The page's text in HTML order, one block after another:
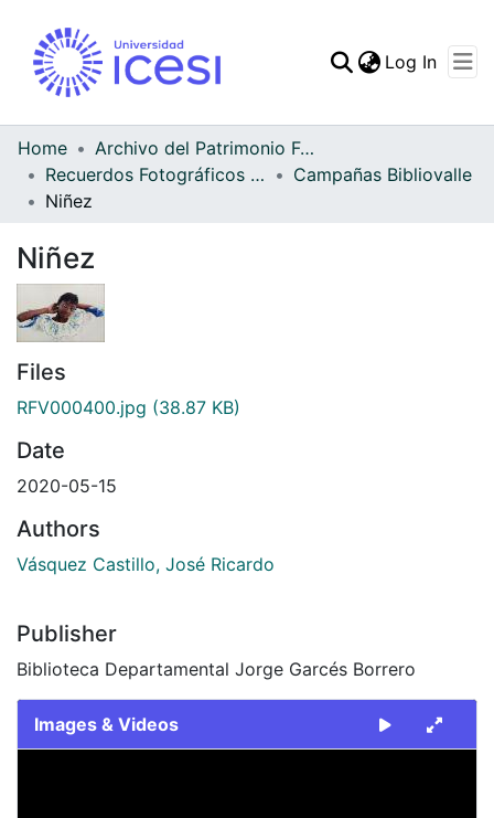
Statistics
Log In
Home
Archivo del Patrimonio Fotográfico y Fílmico del Valle del Cauca
Recuerdos Fotográficos Vallecaucanos
Campañas Bibliovalle
Niñez
Niñez
Files
RFV000400.jpg (38.87 KB)
Date
2020-05-15
Authors
Vásquez Castillo, José Ricardo
Publisher
Biblioteca Departamental Jorge Garcés Borrero
Images & Videos